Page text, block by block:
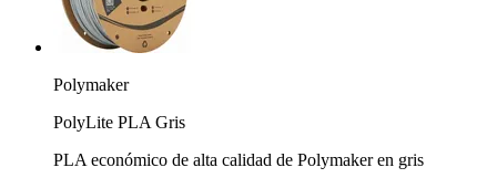
Polymaker
PolyLite PLA Gris
PLA económico de alta calidad de Polymaker en gris